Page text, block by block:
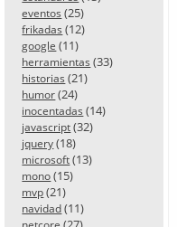
eventos (25)
frikadas (12)
google (11)
herramientas (33)
historias (21)
humor (24)
inocentadas (14)
javascript (32)
jquery (18)
microsoft (13)
mono (15)
mvp (21)
navidad (11)